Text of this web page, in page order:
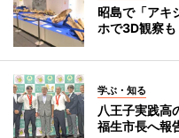
昭島で「アキ
ホで3D観察も
学ぶ・知る
八王子実践高
福生市長へ報